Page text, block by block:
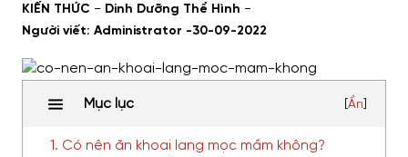
KIẾN THỨC - Dinh Dưỡng Thể Hình -
Người viết: Administrator -30-09-2022
Mục lục Ẩn
1. Có nên ăn khoai lang mọc mầm không?